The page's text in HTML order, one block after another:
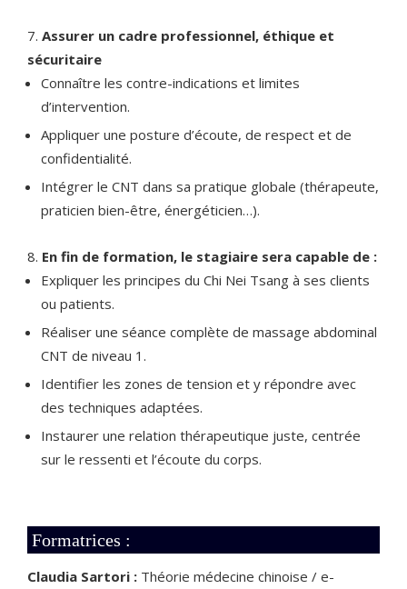
Assurer un cadre professionnel, éthique et
sécuritaire
Connaître les contre-indications et limites
d’intervention.
Appliquer une posture d’écoute, de respect et de
confidentialité.
Intégrer le CNT dans sa pratique globale (thérapeute,
praticien bien-être, énergéticien…).
En fin de formation, le stagiaire sera capable de :
Expliquer les principes du Chi Nei Tsang à ses clients
ou patients.
Réaliser une séance complète de massage abdominal
CNT de niveau 1.
Identifier les zones de tension et y répondre avec
des techniques adaptées.
Instaurer une relation thérapeutique juste, centrée
sur le ressenti et l’écoute du corps.
Formatrices :
Claudia Sartori : Théorie médecine chinoise / e-